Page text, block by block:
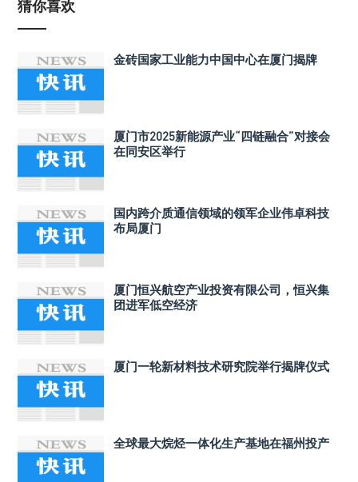
猜你喜欢
金砖国家工业能力中国中心在厦门揭牌
厦门市2025新能源产业“四链融合”对接会
在同安区举行
国内跨介质通信领域的领军企业伟卓科技
布局厦门
厦门恒兴航空产业投资有限公司，恒兴集
团进军低空经济
厦门一轮新材料技术研究院举行揭牌仪式
全球最大烷烃一体化生产基地在福州投产